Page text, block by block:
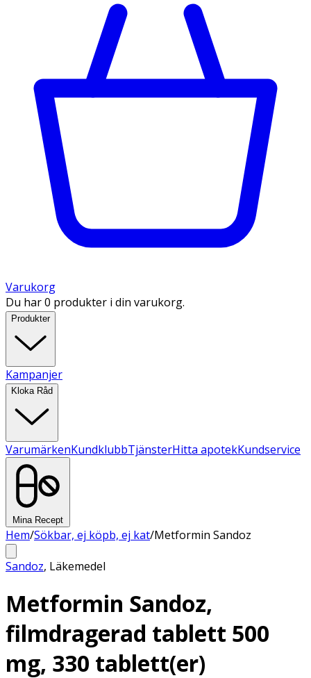
Varukorg
Du har 0 produkter i din varukorg.
Produkter
Kampanjer
Kloka Råd
VarumärkenKundklubbTjänsterHitta apotekKundservice
Mina Recept
Hem/Sökbar, ej köpb, ej kat/Metformin Sandoz
Sandoz, Läkemedel
Metformin Sandoz,
filmdragerad tablett 500
mg, 330 tablett(er)